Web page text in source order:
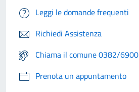
Leggi le domande frequenti
Richiedi Assistenza
Chiama il comune 0382/
Prenota un appuntamento